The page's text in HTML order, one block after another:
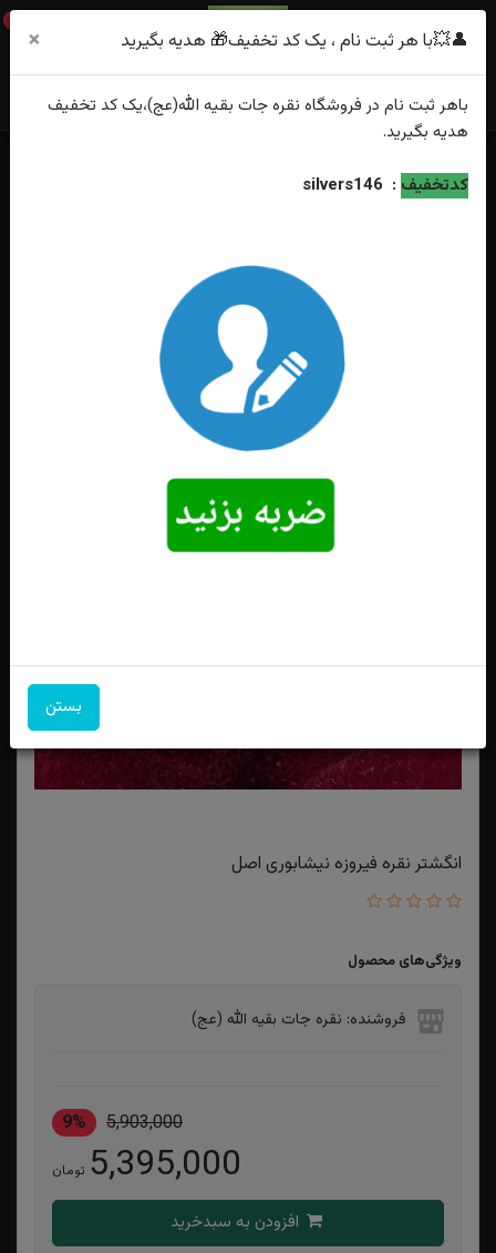
0
خانه فهرست محصولات
انگشتر نقره فیروزه نیشابوری اصل
ویژگی‌های محصول
فروشنده: نقره جات بقیه الله (عج)
5,903,000
9%
5,395,000 تومان
👤💥با هر ثبت نام ، یک کد تخفیف🎁 هدیه بگیرید ×
باهر ثبت نام در فروشگاه نقره جات بقیه الله(عج)،یک کد تخفیف
هدیه بگیرید.
کدتخفیف :
silvers146
بستن